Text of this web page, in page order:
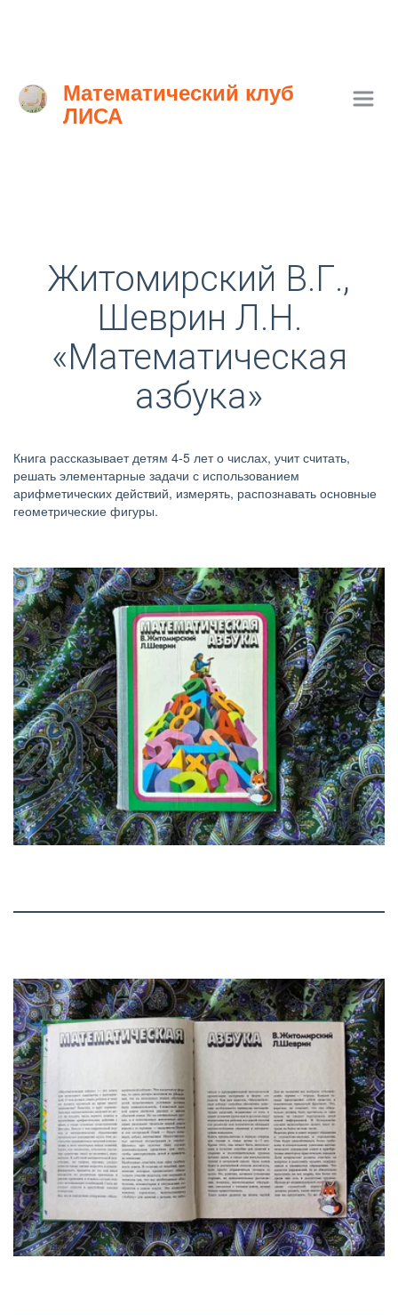
Математический клуб
ЛИСА
Житомирский В.Г.,
Шеврин Л.Н.
«Математическая
азбука»
Книга рассказывает детям 4-5 лет о числах, учит считать,
решать элементарные задачи с использованием
арифметических действий, измерять, распознавать основные
геометрические фигуры.